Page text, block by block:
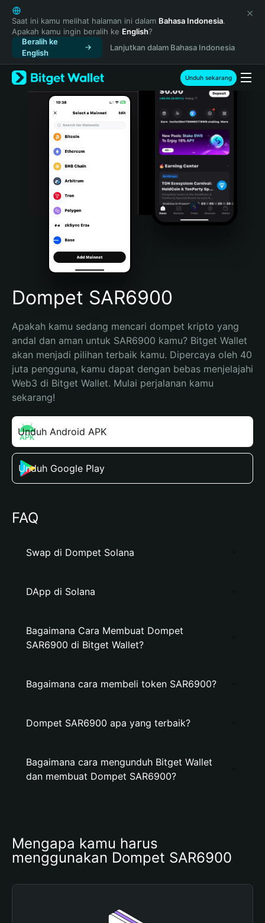
English
日本語
Tiếng Việt
Русский
Español (Latinoamérica)
Türkçe
Italiano
Português (Portugal)
Bahasa Indonesia
Português (Brasil)
Español (Argentina)
Saat ini kamu melihat halaman ini dalam Bahasa Indonesia.
Apakah kamu ingin beralih ke English?
Beralih ke
English
Lanjutkan dalam Bahasa Indonesia
Unduh sekarang
Dompet SAR6900
Apakah kamu sedang mencari dompet kripto yang
andal dan aman untuk SAR6900 kamu? Bitget Wallet
akan menjadi pilihan terbaik kamu. Dipercaya oleh 40
juta pengguna, kamu dapat dengan bebas menjelajahi
Web3 di Bitget Wallet. Mulai perjalanan kamu
sekarang!
Unduh Android APK
Unduh Google Play
FAQ
Swap di Dompet Solana
DApp di Solana
Bagaimana Cara Membuat Dompet
SAR6900 di Bitget Wallet?
Bagaimana cara membeli token SAR6900?
Dompet SAR6900 apa yang terbaik?
Bagaimana cara mengunduh Bitget Wallet
dan membuat Dompet SAR6900?
Mengapa kamu harus
menggunakan Dompet SAR6900